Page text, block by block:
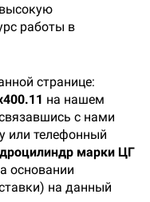
работы в
странице:
на нашем
с нами
или телефонный
марки ЦГ
основании
на данный